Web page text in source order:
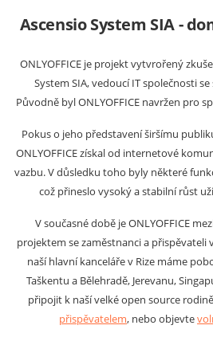
Ascensio System SIA -
ONLYOFFICE je projekt vytvrořený
System SIA, vedoucí IT společnosti
Původně byl ONLYOFFICE navržen pro
Pokus o jeho představení širšímu
ONLYOFFICE získal od internetové
vazbu. V důsledku toho byly některé
což přineslo vysoký a stabilní růst
V současné době je ONLYOFFICE
projektem se zaměstnanci a přispěvateli
naší hlavní kanceláře v Rize máme
Taškentu a Bělehradě, Jerevanu,
připojit k naší velké open source
přispěvatelem, nebo objevte